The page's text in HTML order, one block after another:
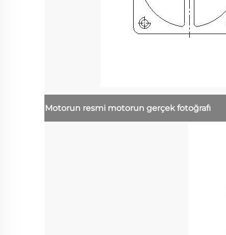
Motorun resmi motorun gerçek fotoğrafı